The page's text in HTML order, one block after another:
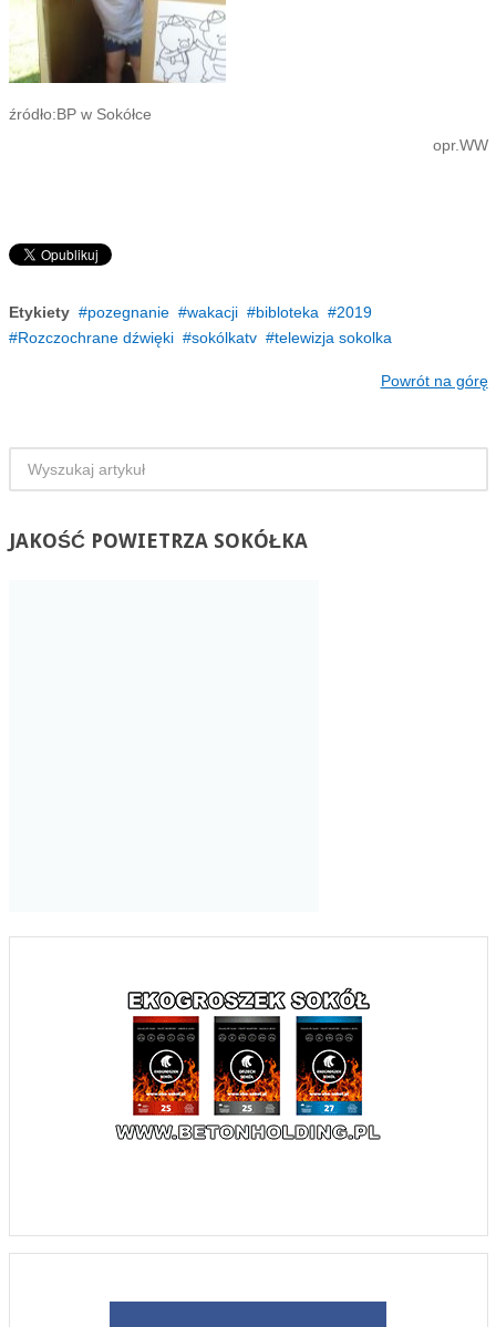
źródło:BP w Sokółce
opr.WW
Etykiety pozegnanie wakacji bibloteka
2019
Rozczochrane dźwięki
sokólkatv telewizja sokolka
Powrót na górę
JAKOŚĆPOWIETRZA SOKÓŁKA